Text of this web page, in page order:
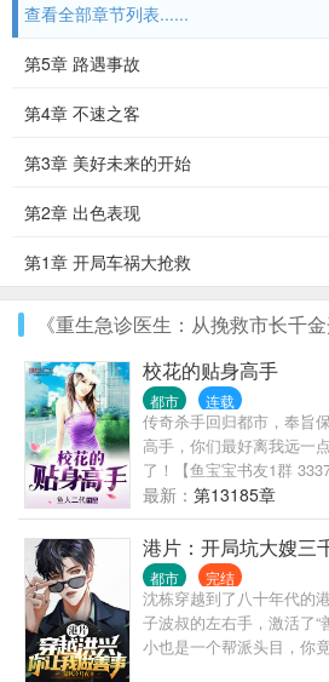
查看全部章节列表......
第5章 路遇事故
第4章 不速之客
第3章 美好未来的开始
第2章 出色表现
第1章 开局车祸大抢救
《重生急诊医生：从挽救市长千
校花的贴身高手
都市 连载
传奇杀手回归都市，奉旨
高手，你们最好离我远一
了！【鱼宝宝书友1群
友2群 417723151】
最新： 第13185章
港片：开局坑大嫂三
都市 完结
沈栋穿越到了八十年代的
子波叔的左右手，激活了“
小也是一个帮派头目，你